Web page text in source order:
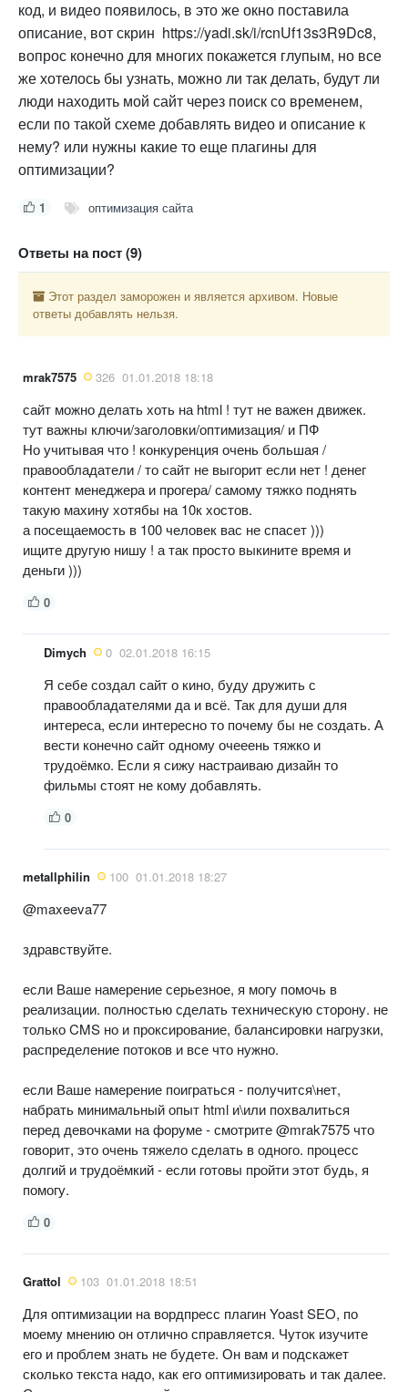
код, и видео появилось, в это же окно поставила
описание, вот скрин https://yadi.sk/i/rcnUf13s3R9Dc8,
вопрос конечно для многих покажется глупым, но все
же хотелось бы узнать, можно ли так делать, будут ли
люди находить мой сайт через поиск со временем,
если по такой схеме добавлять видео и описание к
нему? или нужны какие то еще плагины для
оптимизации?
1 оптимизация сайта
Ответы на пост (9)
Этот раздел заморожен и является архивом. Новые
ответы добавлять нельзя.
mrak7575 326 01.01.2018 18:18
сайт можно делать хоть на html ! тут не важен движек.
тут важны ключи/заголовки/оптимизация/ и ПФ
Но учитывая что ! конкуренция очень большая /
правообладатели / то сайт не выгорит если нет ! денег
контент менеджера и прогера/ самому тяжко поднять
такую махину хотябы на 10к хостов.
а посещаемость в 100 человек вас не спасет )))
ищите другую нишу ! а так просто выкините время и
деньги )))
0
Dimych 0 02.01.2018 16:15
Я себе создал сайт о кино, буду дружить с
правообладателями да и всё. Так для души для
интереса, если интересно то почему бы не создать. А
вести конечно сайт одному очееень тяжко и
трудоёмко. Если я сижу настраиваю дизайн то
фильмы стоят не кому добавлять.
0
metallphilin 100 01.01.2018 18:27
@maxeeva77
здравствуйте.
если Ваше намерение серьезное, я могу помочь в
реализации. полностью сделать техническую сторону. не
только CMS но и проксирование, балансировки нагрузки,
распределение потоков и все что нужно.
если Ваше намерение поиграться - получится\нет,
набрать минимальный опыт html и\или похвалиться
перед девочками на форуме - смотрите @mrak7575 что
говорит, это очень тяжело сделать в одного. процесс
долгий и трудоёмкий - если готовы пройти этот будь, я
помогу.
0
Grattol 103 01.01.2018 18:51
Для оптимизации на вордпресс плагин Yoast SEO, по
моему мнению он отлично справляется. Чуток изучите
его и проблем знать не будете. Он вам и подскажет
сколько текста надо, как его оптимизировать и так далее.